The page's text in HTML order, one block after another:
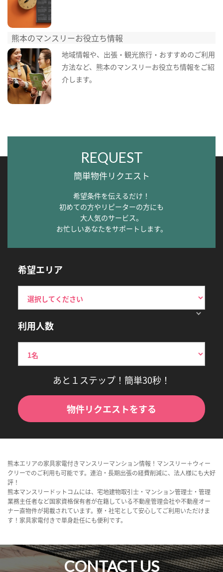
熊本のマンスリーお役立ち情報
地域情報や、出張・観光旅行・おすすめのご利用
方法など、熊本のマンスリーお役立ち情報をご紹
介します。
REQUEST
簡単物件リクエスト
希望条件を伝えるだけ！
初めての方やリピーターの方にも
大人気のサービス。
お忙しいあなたをサポートします。
希望エリア
利用人数
あと１ステップ！簡単30秒！
物件リクエストをする
熊本エリアの家具家電付きマンスリーマンション情報！マンスリー＋ウィー
クリーでのご利用も可能です。連泊・長期出張の経費削減に、法人様にも大好
評！
熊本マンスリードットコムには、宅地建物取引士・マンション管理士・管理
業務主任者など国家資格保有者が在籍している不動産管理会社や不動産オー
ナー直物件が掲載されています。寮・社宅として安心してご利用いただけま
す！家具家電付きで単身赴任にも便利です。
CONTACT US